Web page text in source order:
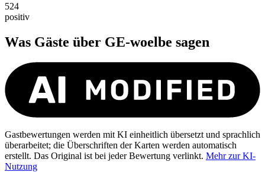
524
positiv
Was Gäste über GE-woelbe sagen
Gastbewertungen werden mit KI einheitlich übersetzt und sprachlich
überarbeitet; die Überschriften der Karten werden automatisch
erstellt. Das Original ist bei jeder Bewertung verlinkt. Mehr zur KI-
Nutzung